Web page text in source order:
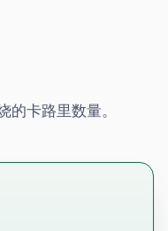
的卡路里数量。